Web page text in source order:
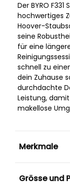
Der BYRO
hochwertiges
Hoover-
seine
für eine
schnell zu
dein Zuhause
durchdachte
Leistung,
makellose
Merkmale
Grösse und